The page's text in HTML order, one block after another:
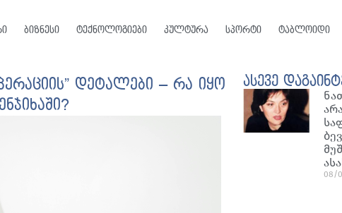
ბიზნესი ტექნოლოგიები კულტურა სპორტი ტაბლოიდი
დეტალები – რა იყო
ასევე
08/